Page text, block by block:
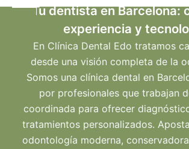
Tu dentista en Barcelona:
experiencia y
En Clínica Dental Edo tratamos
desde una visión completa de la
Somos una clínica dental en
por profesionales que trabajan
coordinada para ofrecer
tratamientos personalizados.
odontología moderna,